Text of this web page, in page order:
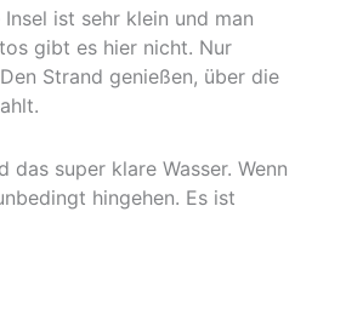
ist sehr klein und man
gibt es hier nicht. Nur
Strand genießen, über die
super klare Wasser. Wenn
hingehen. Es ist